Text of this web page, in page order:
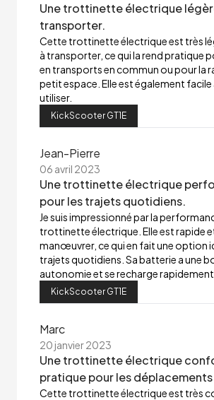
Une trottinette électrique
transporter.
Cette trottinette électrique est très
à transporter, ce qui la rend pratique
en transports en commun ou pour la
petit espace. Elle est également facile
utiliser.
KickScooter GT1E
Jean-Pierre
06 avril 2023
Une trottinette électrique
pour les trajets quotidiens.
Je suis impressionné par la
trottinette électrique. Elle est rapide
manœuvrer, ce qui en fait une option
trajets quotidiens. Sa batterie a une
autonomie et se recharge rapidement.
KickScooter GT1E
Marc
20 janvier 2023
Une trottinette électrique
pratique pour les déplacements
Cette trottinette électrique est très